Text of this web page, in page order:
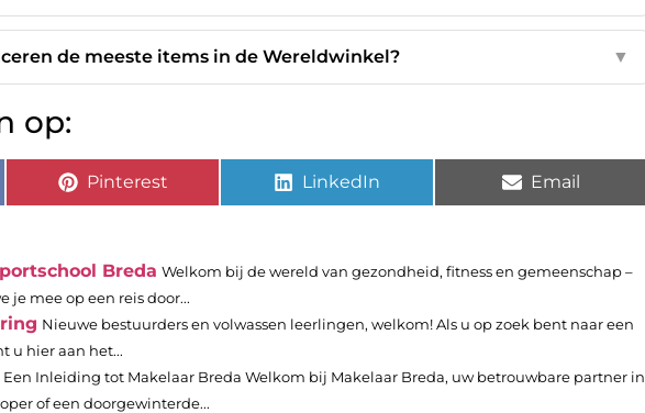
de meeste items in de Wereldwinkel? ▼
op:
Pinterest LinkedIn Email
Breda Welkom bij de wereld van gezondheid, fitness en gemeenschap –
je mee op een reis door...
Nieuwe bestuurders en volwassen leerlingen, welkom! Als u op zoek bent naar een
u hier aan het...
Een Inleiding tot Makelaar Breda Welkom bij Makelaar Breda, uw betrouwbare partner in
of een doorgewinterde...